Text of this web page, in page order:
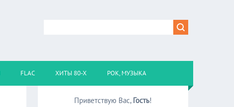
FLAC ХИТЫ 80-Х РОК, МУЗЫКА
Приветствую Вас, Гость!